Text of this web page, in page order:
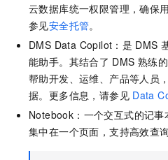
云数据库统一权限管理，确保
参见安全托管。
DMS Data Copilot：是 DMS
能助手。其结合了 DMS 熟练
帮助开发、运维、产品等人员
据。 更多信息，请参见 Data
Notebook：一个交互式的记
集中在一个页面，支持高效查